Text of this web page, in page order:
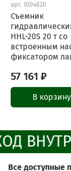
арт. 1004820
Съемник
HHL-20S 20 т со
встроенным
фиксатором
57 161 ₽
В корзину
Все доступные
Наши
Свяжитесь с
мессенджер!
Отдел